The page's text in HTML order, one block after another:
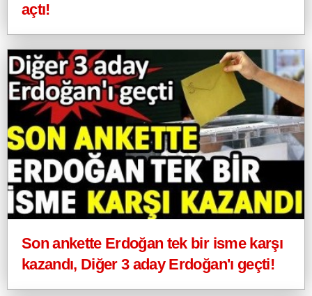
açtı!
Son ankette Erdoğan tek bir isme karşı
kazandı, Diğer 3 aday Erdoğan'ı geçti!